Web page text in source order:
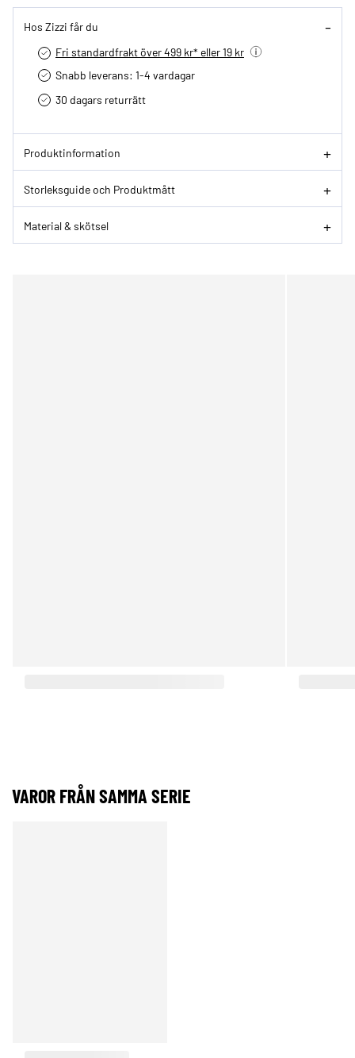
Hos Zizzi får du
Fri standardfrakt över 499 kr* eller 19 kr
Snabb leverans: 1-4 vardagar
30 dagars returrätt­
Produktinformation
Storleksguide och Produktmått
Material & skötsel
VAROR FRÅN SAMMA SERIE